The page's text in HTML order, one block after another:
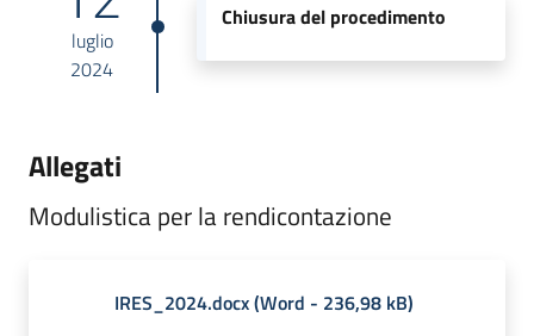
luglio
2024
Chiusura del procedimento
Allegati
Modulistica per la rendicontazione
IRES_2024.docx(Word - 236,98 kB)